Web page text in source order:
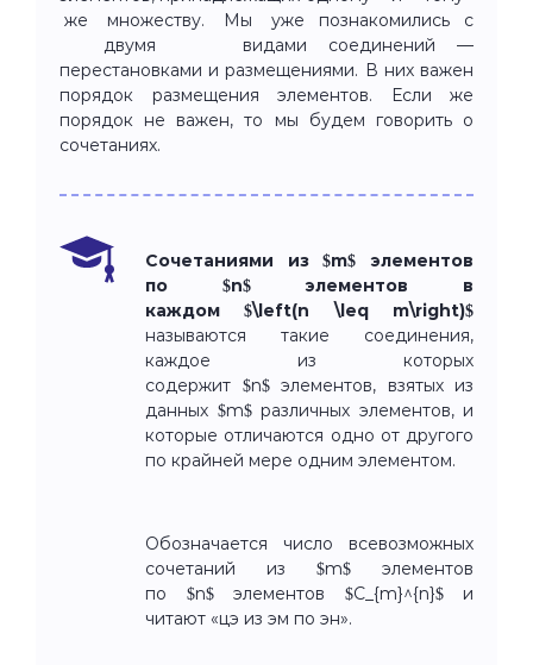
же множеству. Мы уже познакомились с
двумя видами соединений —
перестановками и размещениями. В них важен
порядок размещения элементов. Если же
порядок не важен, то мы будем говорить о
сочетаниях.
Сочетаниями из $m$ элементов
по $n$ элементов в
каждом $\left(n \leq m\right)$
называются такие соединения,
каждое из которых
содержит $n$ элементов, взятых из
данных $m$ различных элементов, и
которые отличаются одно от другого
по крайней мере одним элементом.
Обозначается число всевозможных
сочетаний из $m$ элементов
по $n$ элементов $C_{m}^{n}$ и
читают «цэ из эм по эн».